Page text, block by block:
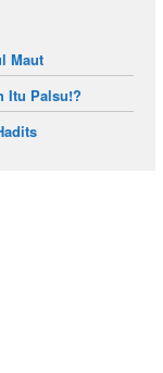
Maut
Itu Palsu!?